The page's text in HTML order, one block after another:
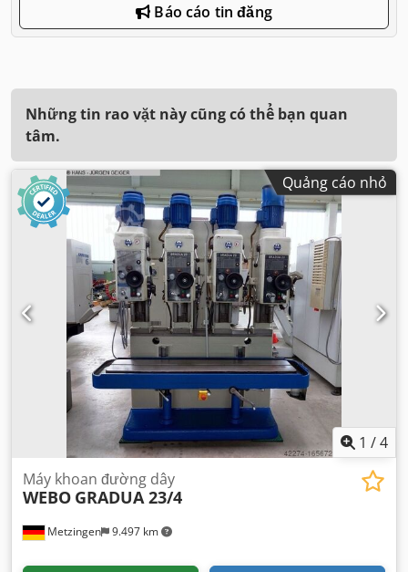
Báo cáo tin đăng
Những tin rao vặt này cũng có thể bạn quan
tâm.
Quảng cáo nhỏ
1 /4
Metzingen 9.497 km
Máy khoan đường dây
WEBO GRADUA 23/4